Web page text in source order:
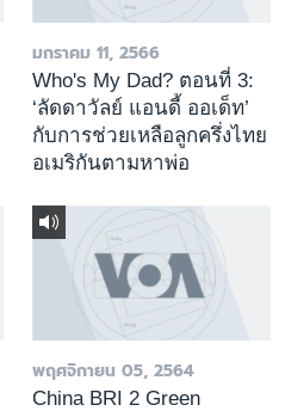
มกราคม 11, 2566
Who's My Dad? ตอนที่ 3:
‘ลัดดาวัลย์ แอนดี้ ออเด็ท’
กับการช่วยเหลือลูกครึ่งไทย
อเมริกันตามหาพ่อ
พฤศจิกายน 05, 2564
China BRI 2 Green